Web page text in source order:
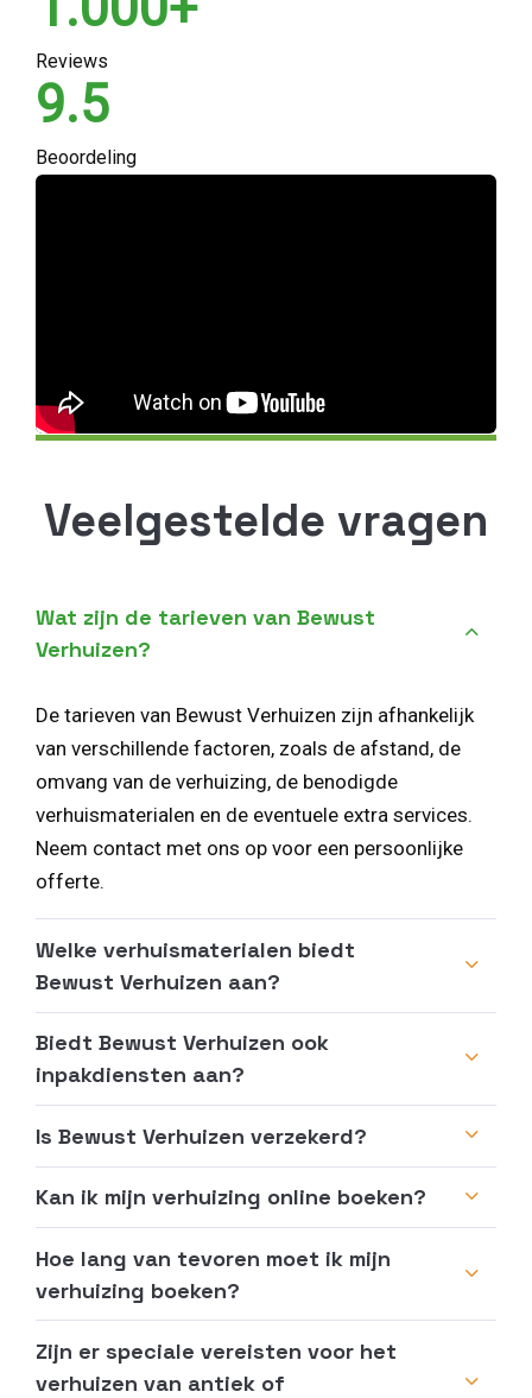
Reviews
9.5
Beoordeling
Veelgestelde vragen
Wat zijn de tarieven van Bewust
Verhuizen?
De tarieven van Bewust Verhuizen zijn afhankelijk
van verschillende factoren, zoals de afstand, de
omvang van de verhuizing, de benodigde
verhuismaterialen en de eventuele extra services.
Neem contact met ons op voor een persoonlijke
offerte.
Welke verhuismaterialen biedt
Bewust Verhuizen aan?
Biedt Bewust Verhuizen ook
inpakdiensten aan?
Is Bewust Verhuizen verzekerd?
Kan ik mijn verhuizing online boeken?
Hoe lang van tevoren moet ik mijn
verhuizing boeken?
Zijn er speciale vereisten voor het
verhuizen van antiek of